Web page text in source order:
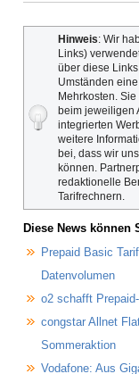
Hinweis: Wir
Links)
über diese
Umständen
Mehrkosten.
beim jeweiligen
integrierten
weitere
bei, dass wir
können.
redaktionelle
Tarifrechnern.
Diese News können
Prepaid Basic
Datenvolumen
o2 schafft
congstar Allnet
Sommeraktion
Vodafone: Aus